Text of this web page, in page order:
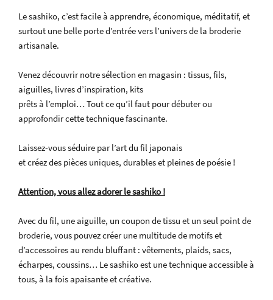
Le sashiko, c’est facile à apprendre, économique, méditatif, et
surtout une belle porte d’entrée vers l’univers de la broderie
artisanale.
Venez découvrir notre sélection en magasin : tissus, fils,
aiguilles, livres d’inspiration, kits
prêts à l’emploi… Tout ce qu’il faut pour débuter ou
approfondir cette technique fascinante.
Laissez-vous séduire par l’art du fil japonais
et créez des pièces uniques, durables et pleines de poésie !
Attention, vous allez adorer le sashiko !
Avec du fil, une aiguille, un coupon de tissu et un seul point de
broderie, vous pouvez créer une multitude de motifs et
d’accessoires au rendu bluffant : vêtements, plaids, sacs,
écharpes, coussins… Le sashiko est une technique accessible à
tous, à la fois apaisante et créative.